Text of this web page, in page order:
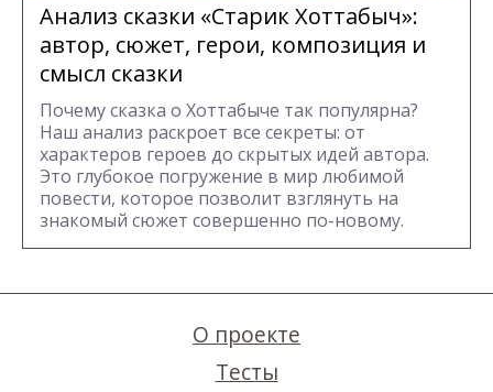
Анализ сказки «Старик Хоттабыч»:
автор, сюжет, герои, композиция и
смысл сказки
Почему сказка о Хоттабыче так популярна?
Наш анализ раскроет все секреты: от
характеров героев до скрытых идей автора.
Это глубокое погружение в мир любимой
повести, которое позволит взглянуть на
знакомый сюжет совершенно по-новому.
О проекте
Тесты